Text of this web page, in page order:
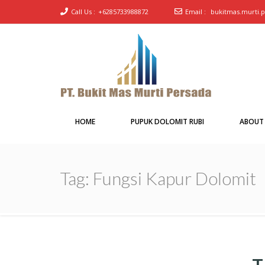
Call Us : +6285733988872 Email :
Persada
HOME PUPUK DOLOMIT RUBI ABOUT
Tag: Fungsi Kapur Dolomit